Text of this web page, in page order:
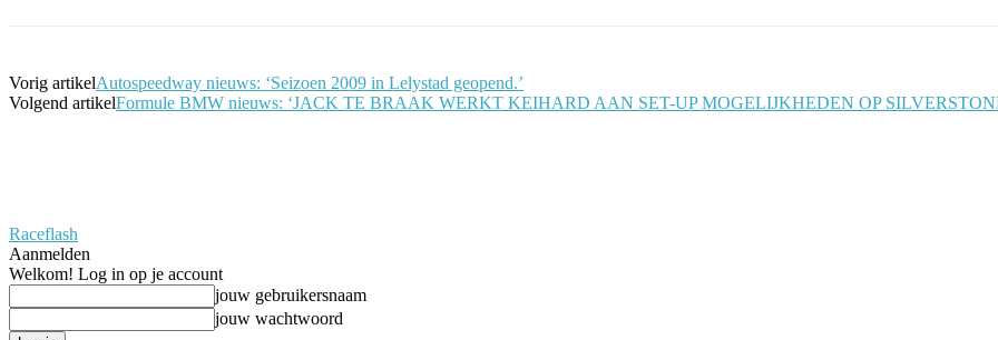
Vorig artikelAutospeedway nieuws: ‘Seizoen 2009 in Lelystad geopend.’
Volgend artikelFormule BMW nieuws: ‘JACK TE BRAAK WERKT KEIHARD AAN SET-UP MOGELIJKHEDEN OP
Raceflash
Aanmelden
Welkom! Log in op je account
jouw gebruikersnaam
jouw wachtwoord